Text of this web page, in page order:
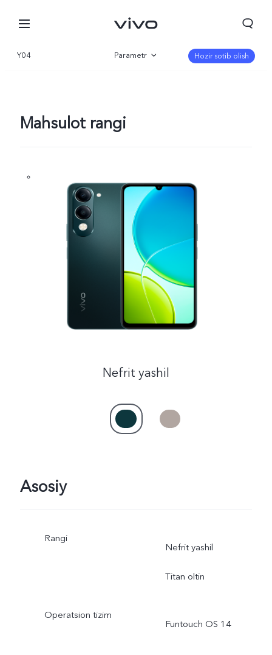
Uzbekistan(uz) | Mamlakat/mintaqani tanlash
Y04 Parametr Hozir sotib olish
Mahsulot rangi
Nefrit yashil
Asosiy
Rangi
Nefrit yashil
Titan oltin
Operatsion tizim
Funtouch OS 14